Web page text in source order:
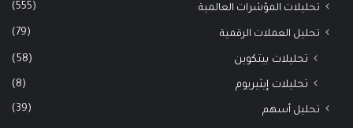
تحليلات المؤشرات العالمية (555)
تحليل العملات الرقمية (79)
تحليلات بيتكوين (58)
تحليلات إيثيريوم (8)
تحليل أسهم (39)